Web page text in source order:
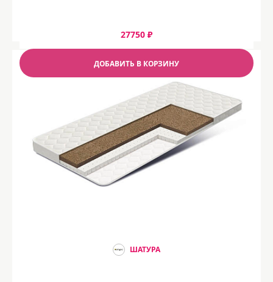
27750 ₽
ДОБАВИТЬ В КОРЗИНУ
ШАТУРА